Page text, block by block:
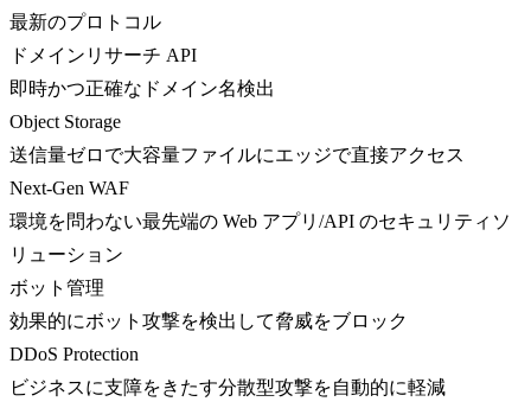
最新のプロトコル
ドメインリサーチ API
即時かつ正確なドメイン名検出
Object Storage
送信量ゼロで大容量ファイルにエッジで直接アクセス
Next-Gen WAF
環境を問わない最先端の Web アプリ/API のセキュリティソ
リューション
ボット管理
効果的にボット攻撃を検出して脅威をブロック
DDoS Protection
ビジネスに支障をきたす分散型攻撃を自動的に軽減